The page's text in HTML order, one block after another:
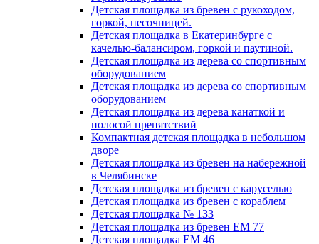
Детская площадка из бревен с рукоходом,
горкой, песочницей.
Детская площадка в Екатеринбурге с
качелью-балансиром, горкой и паутиной.
Детская площадка из дерева со спортивным
оборудованием
Детская площадка из дерева со спортивным
оборудованием
Детская площадка из дерева канаткой и
полосой препятствий
Компактная детская площадка в небольшом
дворе
Детская площадка из бревен на набережной
в Челябинске
Детская площадка из бревен с каруселью
Детская площадка из бревен с кораблем
Детская площадка № 133
Детская площадка из бревен ЕМ 77
Детская площадка ЕМ 46